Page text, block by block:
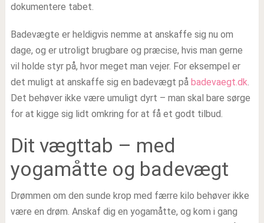
dokumentere tabet.
Badevægte er heldigvis nemme at anskaffe sig nu om
dage, og er utroligt brugbare og præcise, hvis man gerne
vil holde styr på, hvor meget man vejer. For eksempel er
det muligt at anskaffe sig en badevægt på badevaegt.dk
Det behøver ikke være umuligt dyrt – man skal bare sørge
for at kigge sig lidt omkring for at få et godt tilbud.
Dit vægttab – med
yogamåtte og badevægt
Drømmen om den sunde krop med færre kilo behøver ikke
være en drøm. Anskaf dig en yogamåtte, og kom i gang